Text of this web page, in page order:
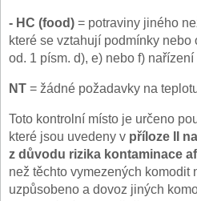
- HC (food) = potraviny jiného
které se vztahují podmínky nebo
od. 1 písm. d), e) nebo f)
NT = žádné požadavky na
Toto kontrolní místo je určeno
které jsou uvedeny v příloze II
z důvodu rizika kontaminace
než těchto vymezených komodit
uzpůsobeno a dovoz jiných